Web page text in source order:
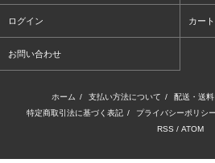
ログイン カー
お問い合わせ
ホーム / 支払い方法について / 配送・送
特定商取引法に基づく表記 / プライバシーポリシー
RSS / ATOM